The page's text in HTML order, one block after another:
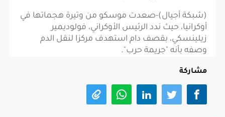
(شبكة أجيال)-صعدت موسكو من وتيرة هجماتها في
أوكرانيا، حيث ندد الرئيس الأوكراني، فولوديمير
زيلينسكي، بقصف دام استهدف مركزا لنقل الدم
وصفه بأنه "جريمة حرب".
مشاركة